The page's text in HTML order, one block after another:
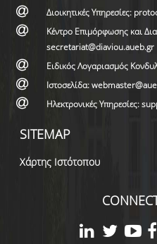
Διοικητικές Υπηρεσίες:
Κέντρο Επιμόρφωσης και
secretariat@diaviou.aueb.gr
Ειδικός Λογαριασμός
Ιστοσελίδα:
Ηλεκτρονικές Υπηρεσίες:
SITEMAP
Χάρτης Ιστότοπου